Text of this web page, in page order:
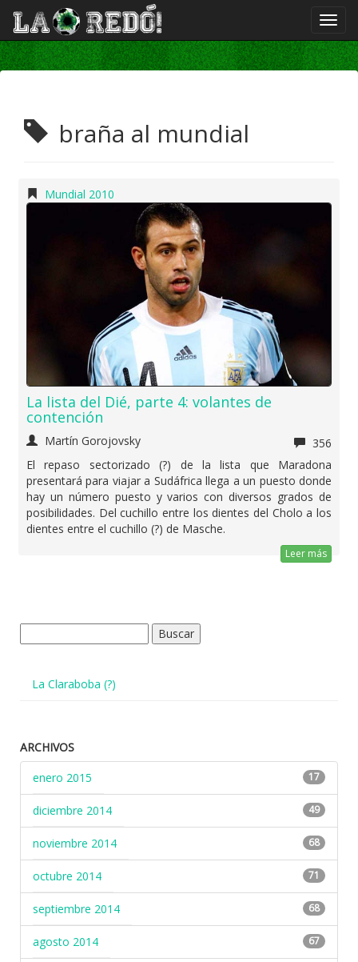
braña al mundial
Mundial 2010
La lista del Dié, parte 4: volantes de
contención
Martín Gorojovsky
356
El repaso sectorizado (?) de la lista que Maradona
presentará para viajar a Sudáfrica llega a un puesto donde
hay un número puesto y varios con diversos grados de
posibilidades. Del cuchillo entre los dientes del Cholo a los
dientes entre el cuchillo (?) de Masche.
Leer más
La Claraboba (?)
ARCHIVOS
enero 2015
17
diciembre 2014 49
noviembre 2014 68
octubre 2014 71
septiembre 2014 68
agosto 2014 67